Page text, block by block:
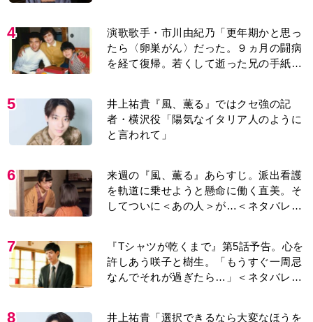
を経て復帰。若くして逝った兄の手紙を
今も支えに」【2026上半期BEST】
5
井上祐貴『風、薫る』ではクセ強の記
と言われて」
6
来週の『風、薫る』あらすじ。派出看護
してついに＜あの人＞が…＜ネタバレあ
り＞
7
『Tシャツが乾くまで』第5話予告。心を
なんでそれが過ぎたら…」＜ネタバレあ
り＞
8
井上祐貴「選択できるなら大変なほうを
る』では横沢役